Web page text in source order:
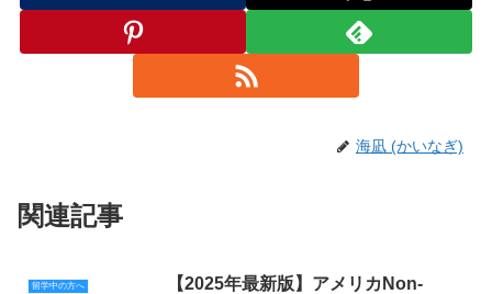
海凪 (かいなぎ)
関連記事
留学中の方へ
【2025年最新版】アメリカNon-